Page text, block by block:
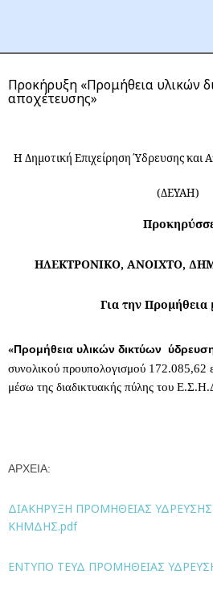
Προκήρυξη «Προμήθεια υλικών
αποχέτευσης»
Η Δημοτική Επιχείρηση Ύδρευσης και
(ΔΕΥΑΗ)
ΗΛΕΚΤΡΟΝΙΚΟ, ΑΝΟΙΧΤΟ,
Για την Προμήθεια
«Προμήθεια υλικών δικτύων
συνολικού προυπολογισμού
μέσω της διαδικτυακής πύλης του
ΑΡΧΕΙΑ:
ΔΙΑΚΗΡΥΞΗ ΠΡΟΜΗΘΕΙΑΣ ΥΔΡΕΥΣΗΣ
ΚΗΜΔΗΣ.pdf
ΕΝΤΥΠΟ ΤΕΥΔ ΠΡΟΜΗΘΕΙΑΣ